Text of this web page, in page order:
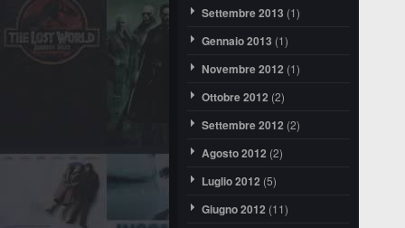
Settembre 2013 (1)
Gennaio 2013 (1)
Novembre 2012 (1)
Ottobre 2012 (2)
Settembre 2012 (2)
Agosto 2012 (2)
Luglio 2012 (5)
Giugno 2012 (11)